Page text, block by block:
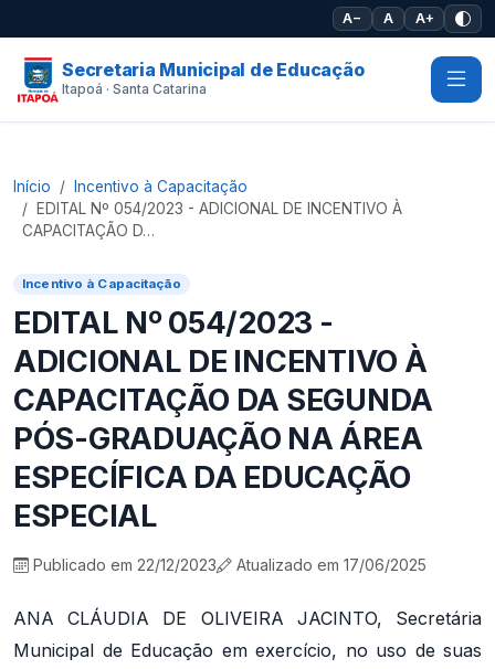
A− A A+
Secretaria Municipal de Educação
Itapoá · Santa Catarina
Início
Incentivo à Capacitação
EDITAL Nº 054/2023 - ADICIONAL DE INCENTIVO À
CAPACITAÇÃO D…
Incentivo à Capacitação
EDITAL Nº 054/2023 -
ADICIONAL DE INCENTIVO À
CAPACITAÇÃO DA SEGUNDA
PÓS-GRADUAÇÃO NA ÁREA
ESPECÍFICA DA EDUCAÇÃO
ESPECIAL
Publicado em 22/12/2023 Atualizado em 17/06/2025
ANA CLÁUDIA DE OLIVEIRA JACINTO, Secretária
Municipal de Educação em exercício, no uso de suas